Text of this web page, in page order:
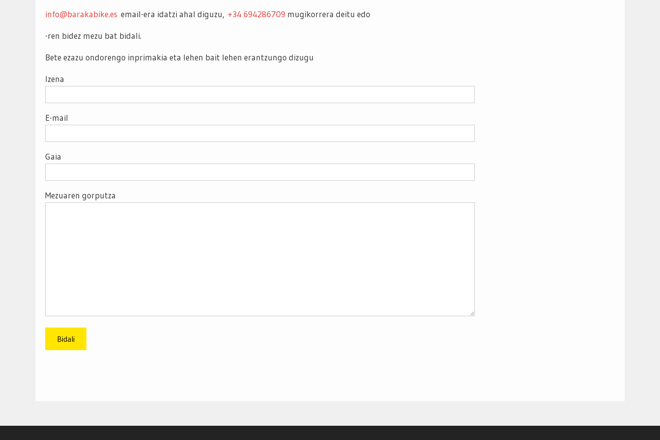
info@barakabike.es email-era idatzi ahal diguzu, +34 694286709 mugikorrera deitu edo
-ren bidez mezu bat bidali.
Bete ezazu ondorengo inprimakia eta lehen bait lehen erantzungo dizugu
Izena
E-mail
Gaia
Mezuaren gorputza